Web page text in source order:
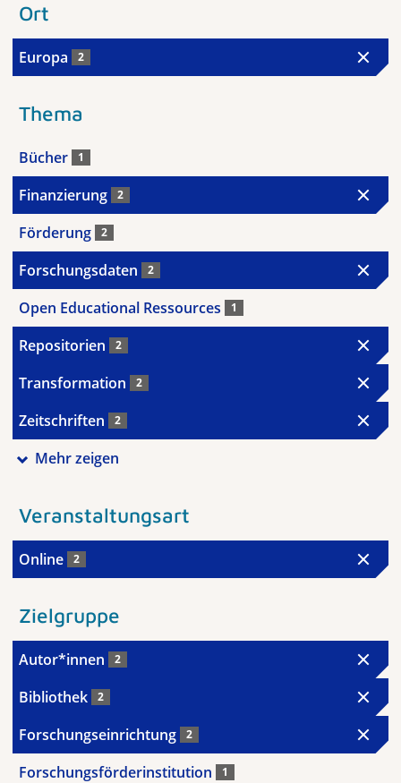
Ort
Europa 2
Thema
Bücher 1
Finanzierung 2
Förderung 2
Forschungsdaten 2
Open Educational Ressources 1
Repositorien 2
Transformation 2
Zeitschriften 2
Mehr zeigen
Veranstaltungsart
Online 2
Zielgruppe
Autor*innen 2
Bibliothek 2
Forschungseinrichtung 2
Forschungsförderinstitution 1